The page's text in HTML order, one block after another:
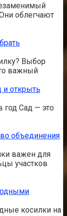
облегчают
Выбор
важный
и открыть
год Сад — это
объединения
важен для
участков
косилки на